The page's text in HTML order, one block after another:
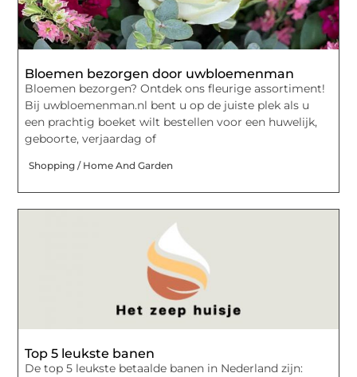
Bloemen bezorgen door uwbloemenman
Bloemen bezorgen? Ontdek ons fleurige assortiment!
Bij uwbloemenman.nl bent u op de juiste plek als u
een prachtig boeket wilt bestellen voor een huwelijk,
geboorte, verjaardag of
Shopping / Home And Garden
Top 5 leukste banen
De top 5 leukste betaalde banen in Nederland zijn: